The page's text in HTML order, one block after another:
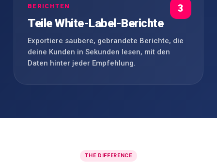
3
BERICHTEN
Teile White-Label-Berichte
Exportiere saubere, gebrandete Berichte, die
deine Kunden in Sekunden lesen, mit den
Daten hinter jeder Empfehlung.
THE DIFFERENCE